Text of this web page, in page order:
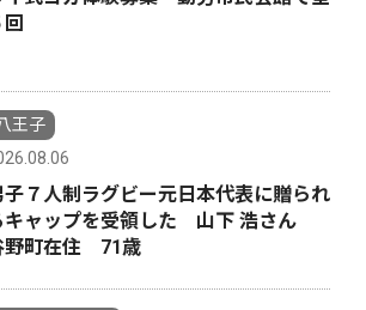
回
王子
子７人制ラグビー元日本代表に贈られ
キャップを受領した 山下 浩さん
野町在住 71歳